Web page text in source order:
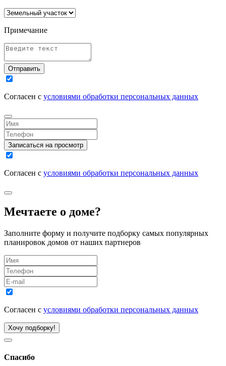
Примечание
Отправить
Согласен с условиями обработки персональных данных
Записаться на просмотр
Согласен с условиями обработки персональных данных
Мечтаете о доме?
Заполните форму и получите подборку самых популярных
планировок домов от наших партнеров
Согласен с условиями обработки персональных данных
Хочу подборку!
Спасибо